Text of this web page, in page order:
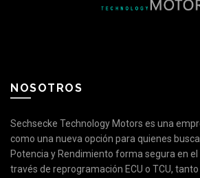
NOSOTROS
Sechsecke Technology Motors es una
como una nueva opción para quienes
Potencia y Rendimiento forma segura en
través de reprogramación ECU o TCU,